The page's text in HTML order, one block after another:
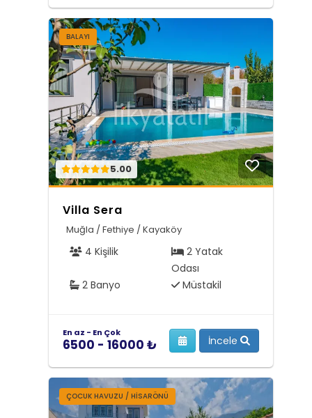
BALAYI
5.00
Villa Sera
Muğla / Fethiye / Kayaköy
4 Kişilik
2 Yatak
Odası
2 Banyo
Müstakil
En az - En Çok
6500 - 16000 ₺ İncele
ÇOCUK HAVUZU / HISARÖNÜ